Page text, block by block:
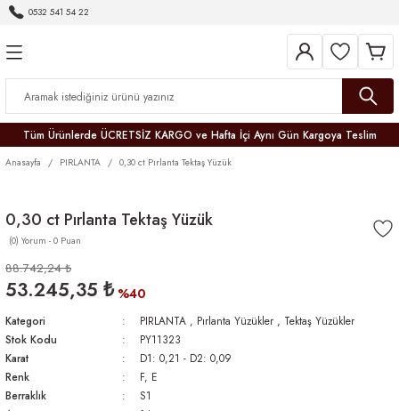
0532 541 54 22
Tüm Ürünlerde ÜCRETSİZ KARGO ve Hafta İçi Aynı Gün Kargoya Teslim
Anasayfa PIRLANTA 0,30 ct Pırlanta Tektaş Yüzük
0,30 ct Pırlanta Tektaş Yüzük
(0) Yorum - 0 Puan
88.742,24 ₺
53.245,35 ₺ %40
Kategori PIRLANTA , Pırlanta Yüzükler , Tektaş Yüzükler
Stok Kodu
PY11323
Karat
D1: 0,21 - D2: 0,09
Renk
F, E
Berraklık
S1